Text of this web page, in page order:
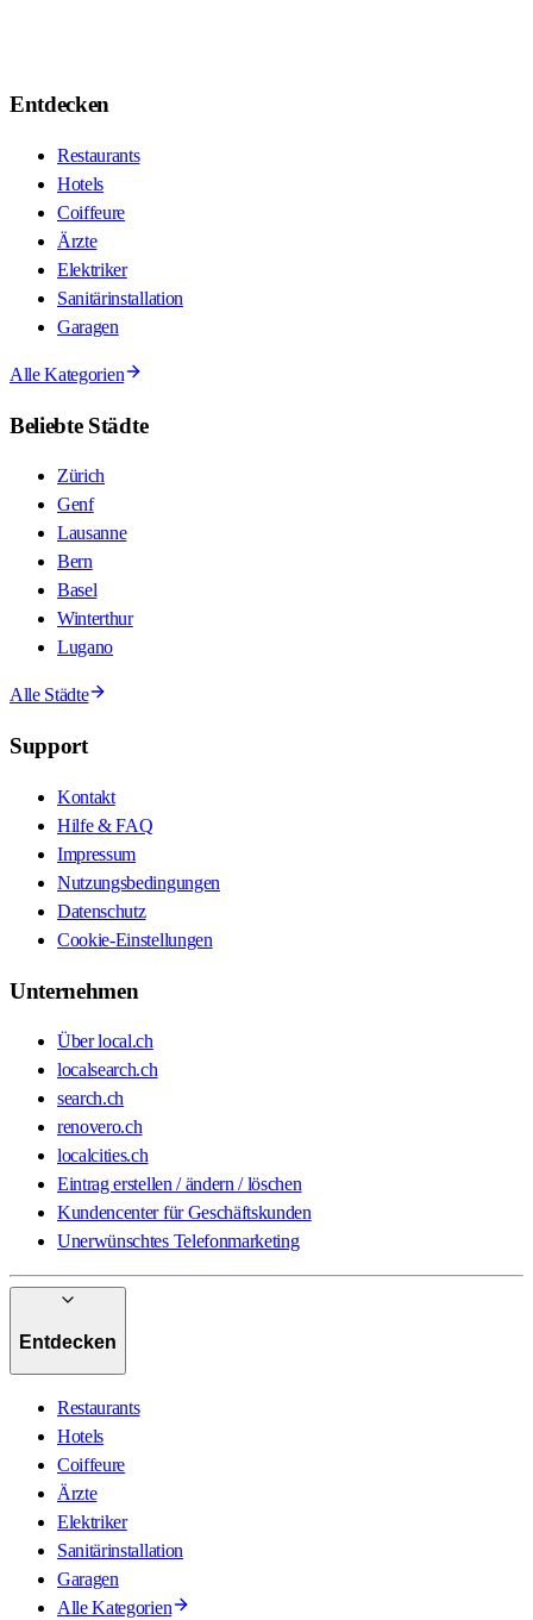
Entdecken
Restaurants
Hotels
Coiffeure
Ärzte
Elektriker
Sanitärinstallation
Garagen
Alle Kategorien
Beliebte Städte
Zürich
Genf
Lausanne
Bern
Basel
Winterthur
Lugano
Alle Städte
Support
Kontakt
Hilfe & FAQ
Impressum
Nutzungsbedingungen
Datenschutz
Cookie-Einstellungen
Unternehmen
Über local.ch
localsearch.ch
search.ch
renovero.ch
localcities.ch
Eintrag erstellen / ändern / löschen
Kundencenter für Geschäftskunden
Unerwünschtes Telefonmarketing
Entdecken
Restaurants
Hotels
Coiffeure
Ärzte
Elektriker
Sanitärinstallation
Garagen
Alle Kategorien